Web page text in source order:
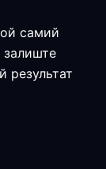
самий
залиште
результат